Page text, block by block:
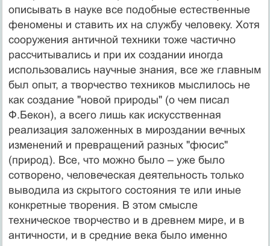
описывать в науке все подобные естественные
феномены и ставить их на службу человеку. Хотя
сооружения античной техники тоже частично
рассчитывались и при их создании иногда
использовались научные знания, все же главным
был опыт, а творчество техников мыслилось не
как создание "новой природы" (о чем писал
Ф.Бекон), а всего лишь как искусственная
реализация заложенных в мироздании вечных
изменений и превращений разных "фюсис"
(природ). Все, что можно было – уже было
сотворено, человеческая деятельность только
выводила из скрытого состояния те или иные
конкретные творения. В этом смысле
техническое творчество и в древнем мире, и в
античности, и в средние века было именно